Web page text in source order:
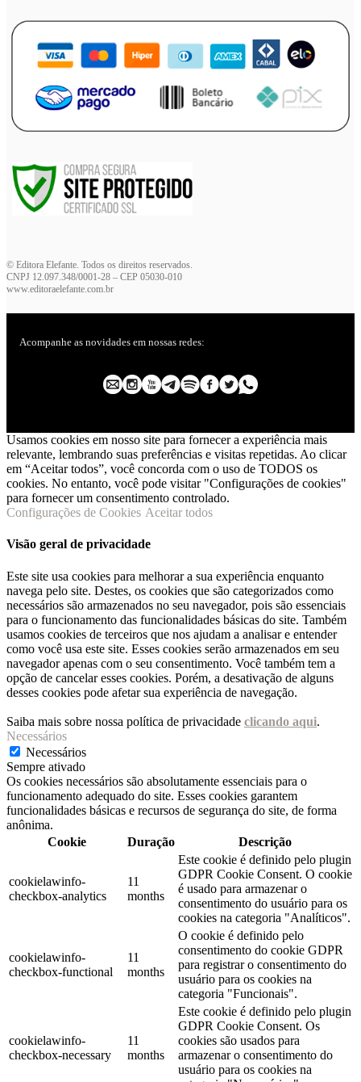
© Editora Elefante. Todos os direitos reservados.
CNPJ 12.097.348/0001-28 – CEP 05030-010
www.editoraelefante.com.br
Acompanhe as novidades em nossas redes:
Usamos cookies em nosso site para fornecer a experiência mais
relevante, lembrando suas preferências e visitas repetidas. Ao clicar
em “Aceitar todos”, você concorda com o uso de TODOS os
cookies. No entanto, você pode visitar "Configurações de cookies"
para fornecer um consentimento controlado.
Configurações de Cookies Aceitar todos
Visão geral de privacidade
Este site usa cookies para melhorar a sua experiência enquanto
navega pelo site. Destes, os cookies que são categorizados como
necessários são armazenados no seu navegador, pois são essenciais
para o funcionamento das funcionalidades básicas do site. Também
usamos cookies de terceiros que nos ajudam a analisar e entender
como você usa este site. Esses cookies serão armazenados em seu
navegador apenas com o seu consentimento. Você também tem a
opção de cancelar esses cookies. Porém, a desativação de alguns
desses cookies pode afetar sua experiência de navegação.
Saiba mais sobre nossa política de privacidade clicando aqui.
Necessários
Necessários
Sempre ativado
Os cookies necessários são absolutamente essenciais para o
funcionamento adequado do site. Esses cookies garantem
funcionalidades básicas e recursos de segurança do site, de forma
anônima.
Cookie
Duração Descrição
cookielawinfo-
checkbox-analytics
11
months
Este cookie é definido pelo plugin
GDPR Cookie Consent. O cookie
é usado para armazenar o
consentimento do usuário para os
cookies na categoria "Analíticos".
cookielawinfo-
checkbox-functional
11
months
O cookie é definido pelo
consentimento do cookie GDPR
para registrar o consentimento do
usuário para os cookies na
categoria "Funcionais".
cookielawinfo-
checkbox-necessary
11
months
Este cookie é definido pelo plugin
GDPR Cookie Consent. Os
cookies são usados ​​para
armazenar o consentimento do
usuário para os cookies na